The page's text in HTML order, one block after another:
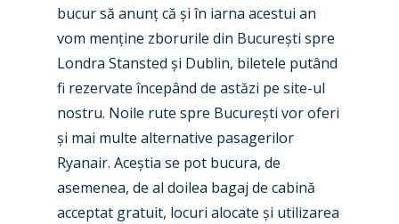
bucur să anunț că și în iarna acestui an
vom menține zborurile din București spre
Londra Stansted și Dublin, biletele putând
fi rezervate începând de astăzi pe site-ul
nostru. Noile rute spre București vor oferi
și mai multe alternative pasagerilor
Ryanair. Aceștia se pot bucura, de
asemenea, de al doilea bagaj de cabină
acceptat gratuit, locuri alocate și utilizarea
Paris 2025
Farnborough 2024
Paris 2023
Farnborough 2022
Dubai 2019
Paris 2019
Military
Trip Reports
Marketplace
Jobs
Contact